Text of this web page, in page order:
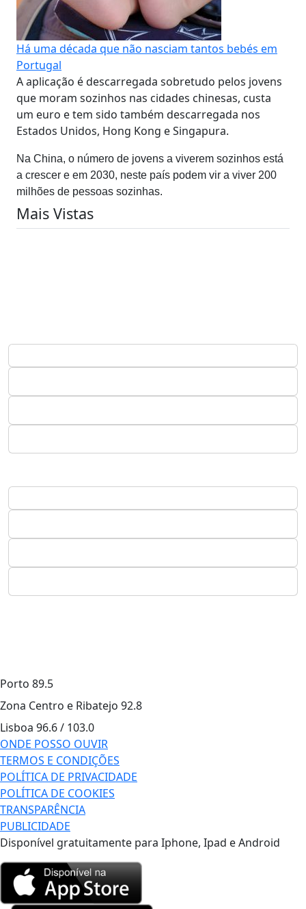
Há uma década que não nasciam tantos bebés em
Portugal
A aplicação é descarregada sobretudo pelos jovens
que moram sozinhos nas cidades chinesas, custa
um euro e tem sido também descarregada nos
Estados Unidos, Hong Kong e Singapura.
Na China, o número de jovens a viverem sozinhos está
a crescer e em 2030, neste país podem vir a viver 200
milhões de pessoas sozinhas.
Mais Vistas
Porto 89.5
Zona Centro e Ribatejo 92.8
Lisboa 96.6 / 103.0
ONDE POSSO OUVIR
TERMOS E CONDIÇÕES
POLÍTICA DE PRIVACIDADE
POLÍTICA DE COOKIES
TRANSPARÊNCIA
PUBLICIDADE
Disponível gratuitamente para Iphone, Ipad e Android